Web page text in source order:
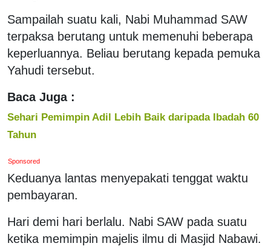
Sampailah suatu kali, Nabi Muhammad SAW
terpaksa berutang untuk memenuhi beberapa
keperluannya. Beliau berutang kepada pemuka
Yahudi tersebut.
Baca Juga :
Sehari Pemimpin Adil Lebih Baik daripada Ibadah 60
Tahun
Sponsored
Keduanya lantas menyepakati tenggat waktu
pembayaran.
Hari demi hari berlalu. Nabi SAW pada suatu
ketika memimpin majelis ilmu di Masjid Nabawi.